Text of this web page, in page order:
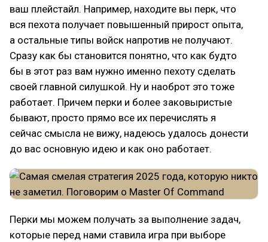
ваш плейстайл. Например, находите вы перк, что
вся пехота получает повышенный прирост опыта,
а остальные типы войск напротив не получают.
Сразу как бы становится понятно, что как будто
бы в этот раз вам нужно именно пехоту сделать
своей главной силушкой. Ну и наоброт это тоже
работает. Причем перки и более заковыристые
бывают, просто прямо все их перечислять я
сейчас смысла не вижу, надеюсь удалось донести
до вас основную идею и как оно работает.
Перки мы можем получать за выполнение задач,
которые перед нами ставила игра при выборе